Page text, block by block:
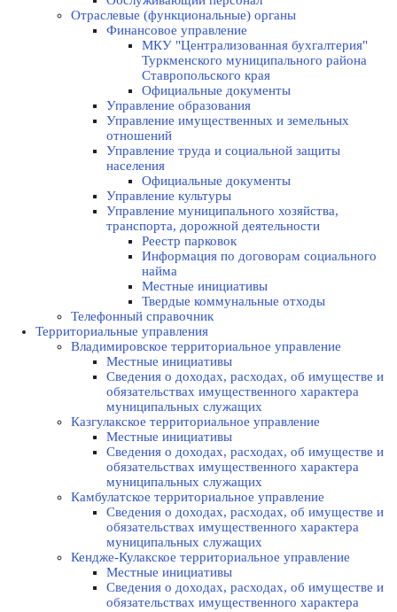
Отраслевые (функциональные) органы
Финансовое управление
МКУ "Централизованная бухгалтерия"
Туркменского муниципального района
Ставропольского края
Официальные документы
Управление образования
Управление имущественных и земельных
отношений
Управление труда и социальной защиты
населения
Официальные документы
Управление культуры
Управление муниципального хозяйства,
транспорта, дорожной деятельности
Реестр парковок
Информация по договорам социального
найма
Местные инициативы
Твердые коммунальные отходы
Телефонный справочник
Территориальные управления
Владимировское территориальное управление
Местные инициативы
Сведения о доходах, расходах, об имуществе и
обязательствах имущественного характера
муниципальных служащих
Казгулакское территориальное управление
Местные инициативы
Сведения о доходах, расходах, об имуществе и
обязательствах имущественного характера
муниципальных служащих
Камбулатское территориальное управление
Сведения о доходах, расходах, об имуществе и
обязательствах имущественного характера
муниципальных служащих
Кендже-Кулакское территориальное управление
Местные инициативы
Сведения о доходах, расходах, об имуществе и
обязательствах имущественного характера